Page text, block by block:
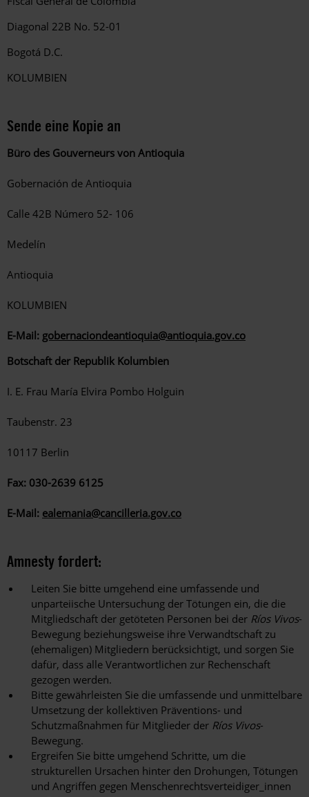
Diagonal 22B No. 52-01
Bogotá D.C.
KOLUMBIEN
Sende eine Kopie an
Büro des Gouverneurs von Antioquia
Gobernación de Antioquia
Calle 42B Número 52- 106
Medelín
Antioquia
KOLUMBIEN
E-Mail: gobernaciondeantioquia@antioquia.gov.co
Botschaft der Republik Kolumbien
I. E. Frau María Elvira Pombo Holguin
Taubenstr. 23
10117 Berlin
Fax: 030-2639 6125
E-Mail: ealemania@cancilleria.gov.co
Amnesty fordert:
Leiten Sie bitte umgehend eine umfassende und
unparteiische Untersuchung der Tötungen ein, die die
Mitgliedschaft der getöteten Personen bei der Ríos Vivos-
Bewegung beziehungsweise ihre Verwandtschaft zu
(ehemaligen) Mitgliedern berücksichtigt, und sorgen Sie
dafür, dass alle Verantwortlichen zur Rechenschaft
gezogen werden.
Bitte gewährleisten Sie die umfassende und unmittelbare
Umsetzung der kollektiven Präventions- und
Schutzmaßnahmen für Mitglieder der Ríos Vivos-
Bewegung.
Ergreifen Sie bitte umgehend Schritte, um die
strukturellen Ursachen hinter den Drohungen, Tötungen
und Angriffen gegen Menschenrechtsverteidiger_innen